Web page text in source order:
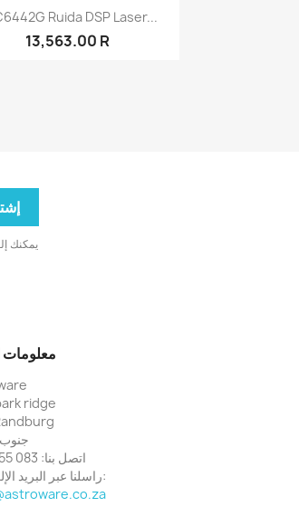
نظرة سريعة
Ruida DSP Laser...
13,563.00 R
يمكنك
معلومات
ridge
جنوب
اتصل بنا: 083 255 4211
راسلنا عبر البريد الإلكتروني: